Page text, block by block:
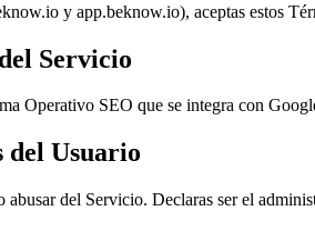
y app.beknow.io), aceptas estos
Servicio
Operativo SEO que se integra con
del Usuario
abusar del Servicio. Declaras ser el